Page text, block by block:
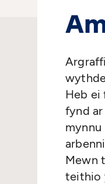
Heb ei
fynd
Mewn
teithio